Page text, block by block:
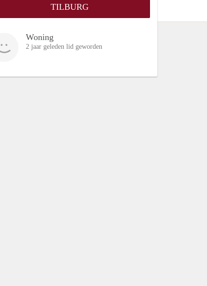
TILBURG
Woning
2 jaar geleden lid geworden